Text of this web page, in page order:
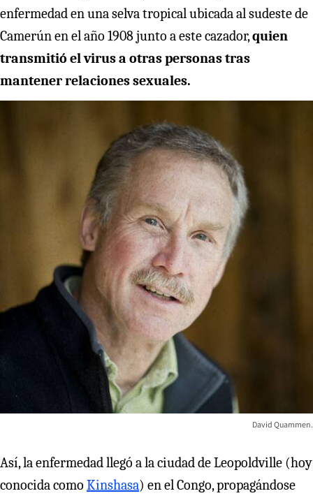
enfermedad en una selva tropical ubicada al sudeste de
Camerún en el año 1908 junto a este cazador,quien
transmitió el virus a otras personas tras
mantener relaciones sexuales.
David Quammen.
Así, la enfermedad llegó a la ciudad de Leopoldville (hoy
conocida como Kinshasa) en el Congo, propagándose